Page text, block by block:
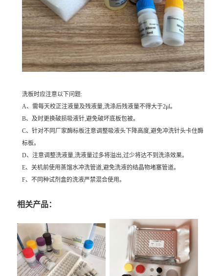
洗板时应注意以下问题:
A、需每天校正注液量及残液量,洗涤后残液量不得大于2μl。
B、及时更换破损吸液针,避免破坏底板包被。
C、针对不同厂家酶标板注意调整吸液头下降高度,避免冲洗针头卡住酶
标板。
D、注意调整洗液量,洗液量过多将溢出,过少将达不到洗涤效果。
E、关机前使用蒸馏水冲洗管道,避免洗液的结晶物堵塞管道。
F、不同种试剂盒的洗液严禁混合使用。
相关产品：